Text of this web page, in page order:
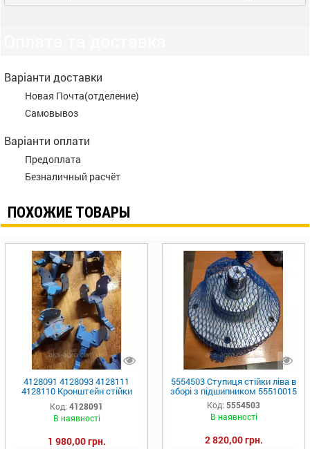
Варіанти доставки
Новая Почта(отделение)
Самовывоз
Варіанти оплати
Предоплата
Безналичный расчёт
ПОХОЖИЕ ТОВАРЫ
4128091 4128093 4128111
4128110 Кронштейн стійки
90×110/D20x128-D18 Лемкен
90×90/D20x128-D18
Код: 4128091
В наявності
1 980,00 грн.
5554503 Cтупиця стійки ліва в
зборі з підшипником 55510015
Код: 5554503
В наявності
2 820,00 грн.